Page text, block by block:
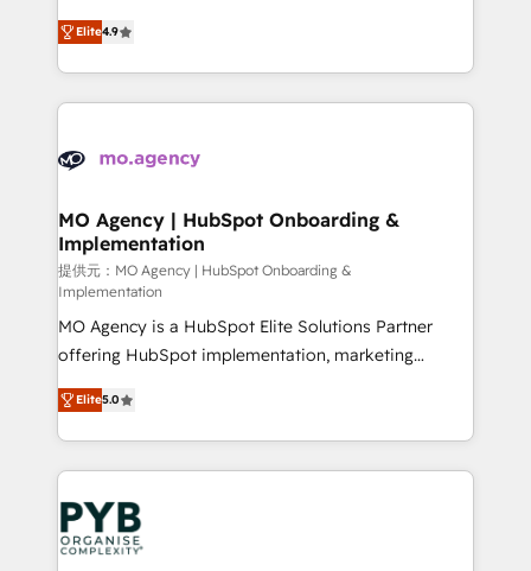
to your needs and sales objectives. With 125+
certifications, we are part of the most certified
services are offered in both English & French.
Elite Solutions Partner for businesses ready to
migrate, replatform, and scale smarter. We specialize
in high-impact CRM and CMS migrations and
onboarding from platforms like Salesforce, NetSuite,
WordPress and legacy CRMs, turning fragmented
architectures that accelerate revenue operations and
performance. - Multi-object CRM migration, cleanup,
and implementation. - Pre-built and custom
integrations across your full tech stack. - Custom
object setup, CMS builds, and full-funnel automation.
- Dashboards, lifecycle campaigns, and lead
nurturing sequences. - Cross-hub setup across
Marketing, Sales, Operations, and Service Hubs. -
Ongoing optimization, managed support, and
scalable retainers. Let’s make HubSpot your most
powerful growth engine. Built to convert, scale, and
drive results.
Elite4.9
MO Agency | HubSpot Onboarding &
Implementation
提供元：MO Agency | HubSpot Onboarding &
Implementation
MO Agency is a HubSpot Elite Solutions Partner
offering HubSpot implementation, marketing
automation, CRM and RevOps consulting, B2B SEO,
paid media, content marketing, AEO and GEO (AI
search optimisation), and HubSpot Content Hub and
WordPress development. We work with enterprise
and growth-led companies across technology,
professional services, financial services and
industrial sectors. Offices in Johannesburg, Cape
Elite5.0